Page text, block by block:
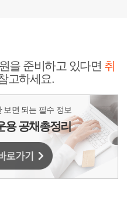
을 준비하고 있다면 취
고하세요.
보면 되는 필수 정보
용 공채총정리